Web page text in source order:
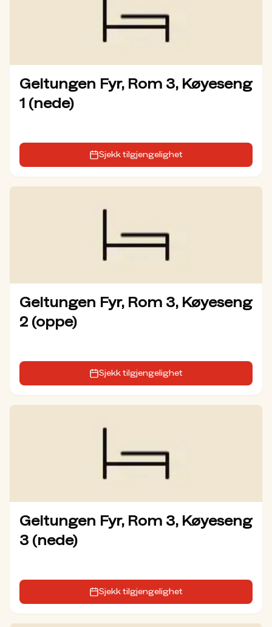
Geitungen Fyr, Rom 3, Køyeseng
1 (nede)
Sjekk tilgjengelighet
Geitungen Fyr, Rom 3, Køyeseng
2 (oppe)
Sjekk tilgjengelighet
Geitungen Fyr, Rom 3, Køyeseng
3 (nede)
Sjekk tilgjengelighet